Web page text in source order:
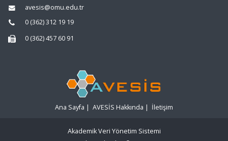
avesis@omu.edu.tr
0 (362) 312 19 19
0 (362) 457 60 91
Ana Sayfa | AVESİS Hakkında | İletişim
Akademik Veri Yönetim Sistemi